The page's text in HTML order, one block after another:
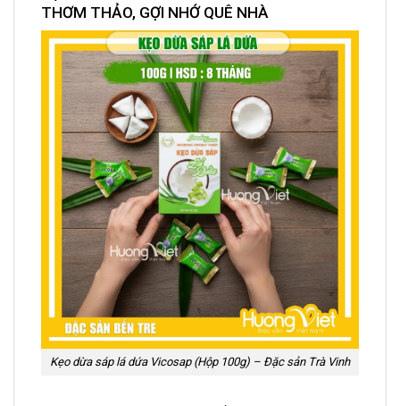
THƠM THẢO, GỢI NHỚ QUÊ NHÀ
Kẹo dừa sáp lá dứa Vicosap (Hộp 100g) – Đặc sản Trà Vinh